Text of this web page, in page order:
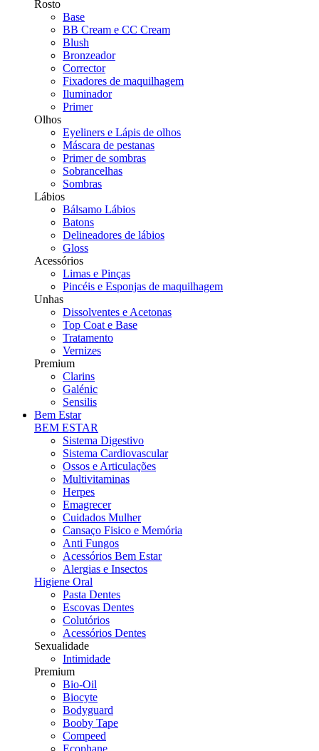
Rosto
Base
BB Cream e CC Cream
Blush
Bronzeador
Corrector
Fixadores de maquilhagem
Iluminador
Primer
Olhos
Eyeliners e Lápis de olhos
Máscara de pestanas
Primer de sombras
Sobrancelhas
Sombras
Lábios
Bálsamo Lábios
Batons
Delineadores de lábios
Gloss
Acessórios
Limas e Pinças
Pincéis e Esponjas de maquilhagem
Unhas
Dissolventes e Acetonas
Top Coat e Base
Tratamento
Vernizes
Premium
Clarins
Galénic
Sensilis
Bem Estar
BEM ESTAR
Sistema Digestivo
Sistema Cardiovascular
Ossos e Articulações
Multivitaminas
Herpes
Emagrecer
Cuidados Mulher
Cansaço Fisico e Memória
Anti Fungos
Acessórios Bem Estar
Alergias e Insectos
Higiene Oral
Pasta Dentes
Escovas Dentes
Colutórios
Acessórios Dentes
Sexualidade
Intimidade
Premium
Bio-Oil
Biocyte
Bodyguard
Booby Tape
Compeed
Ecophane